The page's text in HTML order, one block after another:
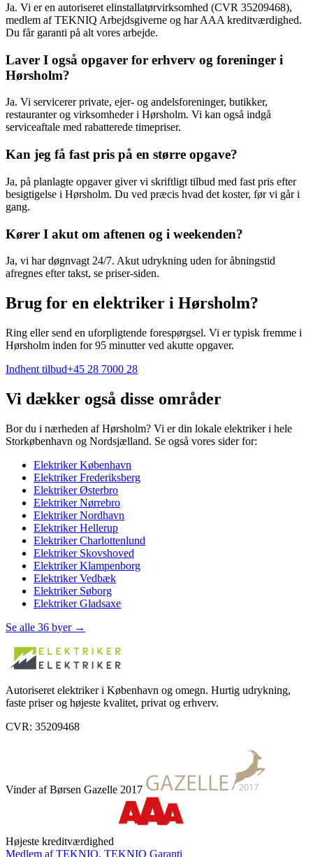
Ja. Vi er en autoriseret elinstallatørvirksomhed (CVR 35209468),
medlem af TEKNIQ Arbejdsgiverne og har AAA kreditværdighed.
Du får garanti på alt vores arbejde.
Laver I også opgaver for erhverv og foreninger i
Hørsholm?
Ja. Vi servicerer private, ejer- og andelsforeninger, butikker,
restauranter og virksomheder i Hørsholm. Vi kan også indgå
serviceaftale med rabatterede timepriser.
Kan jeg få fast pris på en større opgave?
Ja, på planlagte opgaver giver vi skriftligt tilbud med fast pris efter
besigtigelse i Hørsholm. Du ved præcis hvad det koster, før vi går i
gang.
Kører I akut om aftenen og i weekenden?
Ja, vi har døgnvagt 24/7. Akut udrykning uden for åbningstid
afregnes efter takst, se priser-siden.
Brug for en elektriker i Hørsholm?
Ring eller send en uforpligtende forespørgsel. Vi er typisk fremme i
Hørsholm inden for 95 minutter ved akutte opgaver.
Indhent tilbud+45 28 7000 28
Vi dækker også disse områder
Bor du i nærheden afHørsholm? Vi er din lokale elektriker i hele
Storkøbenhavn og Nordsjælland. Se også vores sider for:
ElektrikerKøbenhavn
ElektrikerFrederiksberg
ElektrikerØsterbro
ElektrikerNørrebro
ElektrikerNordhavn
ElektrikerHellerup
ElektrikerCharlottenlund
Elektriker Skovshoved
ElektrikerKlampenborg
ElektrikerVedbæk
Elektriker Søborg
ElektrikerGladsaxe
Se alle 36 byer →
Autoriseret elektriker i København og omegn. Hurtig udrykning,
faste priser og højeste kvalitet, privat og erhverv.
CVR: 35209468
Vinder af Børsen Gazelle 2017
Højeste kreditværdighed
Medlem af TEKNIQ, TEKNIQ Garanti